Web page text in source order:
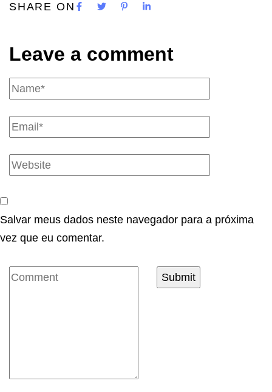
SHARE ON
Leave a comment
Salvar meus dados neste navegador para a próxima
vez que eu comentar.